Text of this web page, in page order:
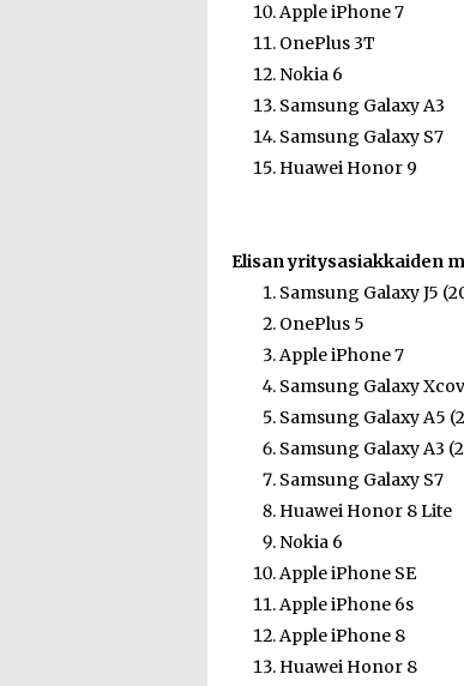
Apple iPhone 7
OnePlus 3T
Nokia 6
Samsung Galaxy A3
Samsung Galaxy S7
Huawei Honor 9
Elisan yritysasiakkaiden
Samsung Galaxy J5
OnePlus 5
Apple iPhone 7
Samsung Galaxy
Samsung Galaxy A5
Samsung Galaxy A3
Samsung Galaxy S7
Huawei Honor 8 Lite
Nokia 6
Apple iPhone SE
Apple iPhone 6s
Apple iPhone 8
Huawei Honor 8